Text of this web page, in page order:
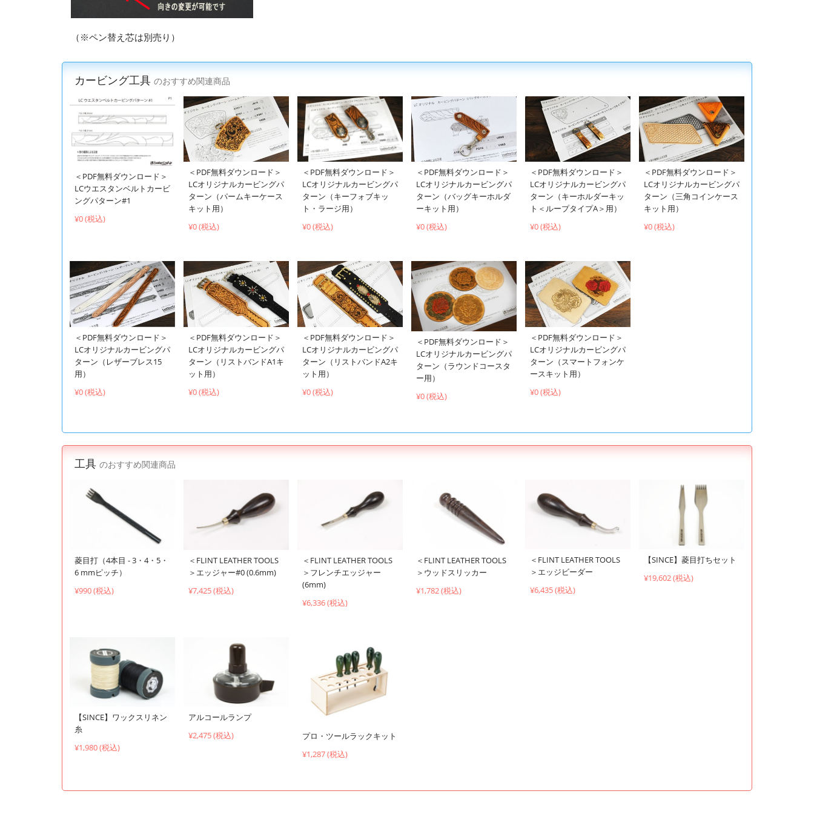
（※ペン替え芯は別売り）
カービング工具 のおすすめ関連商品
＜PDF無料ダウンロード＞
LCウエスタンベルトカービ
ングパターン#1
¥0 (税込)
＜PDF無料ダウンロード＞
LCオリジナルカービングパ
ターン（パームキーケース
キット用）
¥0 (税込)
＜PDF無料ダウンロード＞
LCオリジナルカービングパ
ターン（キーフォブキッ
ト・ラージ用）
¥0 (税込)
＜PDF無料ダウンロード＞
LCオリジナルカービングパ
ターン（バッグキーホルダ
ーキット用）
¥0 (税込)
＜PDF無料ダウンロード＞
LCオリジナルカービングパ
ターン（キーホルダーキッ
ト＜ループタイプA＞用）
¥0 (税込)
＜PDF無料ダウンロード＞
LCオリジナルカービングパ
ターン（三角コインケース
キット用）
¥0 (税込)
＜PDF無料ダウンロード＞
LCオリジナルカービングパ
ターン（レザーブレス15
用）
¥0 (税込)
＜PDF無料ダウンロード＞
LCオリジナルカービングパ
ターン（リストバンドA1キ
ット用）
¥0 (税込)
＜PDF無料ダウンロード＞
LCオリジナルカービングパ
ターン（リストバンドA2キ
ット用）
¥0 (税込)
＜PDF無料ダウンロード＞
LCオリジナルカービングパ
ターン（ラウンドコースタ
ー用）
¥0 (税込)
＜PDF無料ダウンロード＞
LCオリジナルカービングパ
ターン（スマートフォンケ
ースキット用）
¥0 (税込)
工具 のおすすめ関連商品
菱目打（4本目 - 3・4・5・
6 mmピッチ）
¥990 (税込)
＜FLINT LEATHER TOOLS
＞エッジャー#0 (0.6mm)
¥7,425 (税込)
＜FLINT LEATHER TOOLS
＞フレンチエッジャー
(6mm)
¥6,336 (税込)
＜FLINT LEATHER TOOLS
＞ウッドスリッカー
¥1,782 (税込)
＜FLINT LEATHER TOOLS
＞エッジビーダー
¥6,435 (税込)
【SINCE】菱目打ちセット
¥19,602 (税込)
【SINCE】ワックスリネン
糸
¥1,980 (税込)
アルコールランプ
¥2,475 (税込)
プロ・ツールラックキット
¥1,287 (税込)